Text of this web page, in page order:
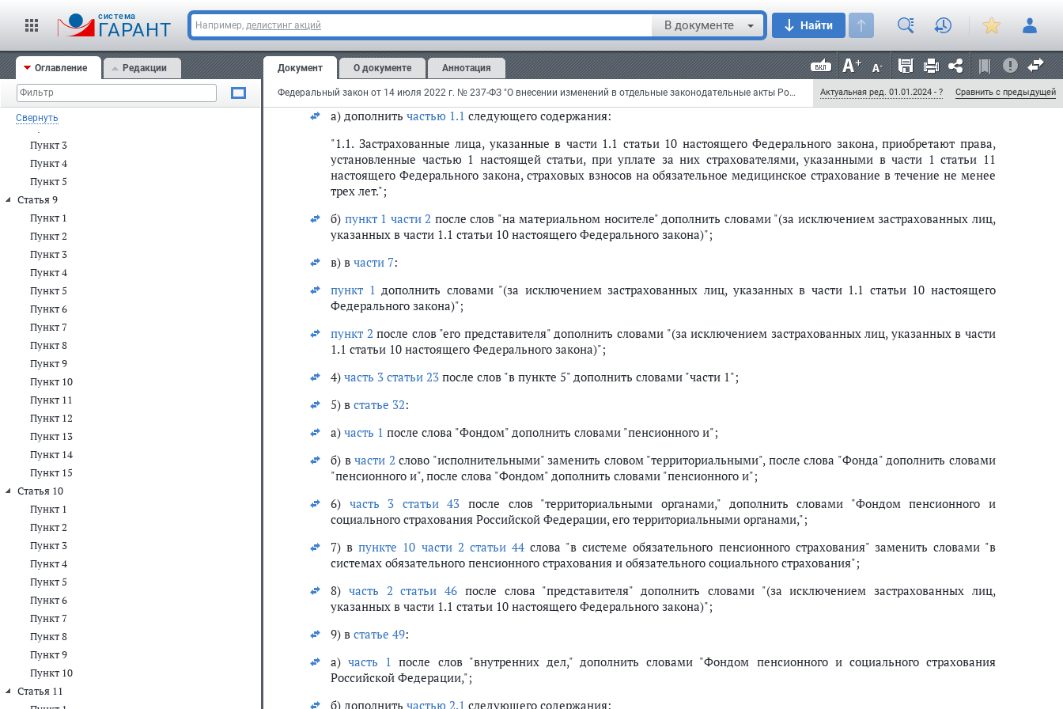
cистема
ГАРАНТ Например, делистинг акций В документе Найти
Оглавление Редакции
Свернуть
Пункт 27
Пункт 28
Пункт 29
Пункт 30
Статья 8
Пункт 1
Пункт 2
Пункт 3
Пункт 4
Пункт 5
Статья 9
Пункт 1
Пункт 2
Пункт 3
Пункт 4
Пункт 5
Пункт 6
Пункт 7
Пункт 8
Пункт 9
Пункт 10
Пункт 11
Пункт 12
Пункт 13
Пункт 14
Пункт 15
Статья 10
Пункт 1
Пункт 2
Пункт 3
Пункт 4
Пункт 5
Пункт 6
Пункт 7
Пункт 8
Пункт 9
Пункт 10
Статья 11
Документ О документе Аннотация
Федеральный закон от 14 июля 2022 г. № 237-ФЗ "О внесении изменений в отдельные законодательные акты Российской Федерации" (с изменениями и дополнениями) Актуальная ред. 01.01.2024 - ? Сравнить с предыдущей
а)абзац первый части 1после слов "в пунктах 1 - 4" дополнить словами "части 1 и части 1.1";
б)часть 2после слов "в пункте 5" дополнить словами "части 1";
3) встатье 16:
а) дополнить частью 1.1 следующего содержания:
"1.1. Застрахованные лица, указанные в части 1.1 статьи 10 настоящего Федерального закона, приобретают права,
установленные частью 1 настоящей статьи, при уплате за них страхователями, указанными в части 1 статьи 11
настоящего Федерального закона, страховых взносов на обязательное медицинское страхование в течение не менее
трех лет.";
б) пункт 1 части 2 после слов "на материальном носителе" дополнить словами "(за исключением застрахованных лиц,
указанных в части 1.1 статьи 10 настоящего Федерального закона)";
в) в части 7:
пункт 1 дополнить словами "(за исключением застрахованных лиц, указанных в части 1.1 статьи 10 настоящего
Федерального закона)";
пункт 2 после слов "его представителя" дополнить словами "(за исключением застрахованных лиц, указанных в части
1.1 статьи 10 настоящего Федерального закона)";
4) часть 3 статьи 23 после слов "в пункте 5" дополнить словами "части 1";
5) в статье 32:
а) часть 1 после слова "Фондом" дополнить словами "пенсионного и";
б) вчасти 2 слово "исполнительными" заменить словом "территориальными", после слова "Фонда" дополнить словами
"пенсионного и", после слова "Фондом" дополнить словами "пенсионного и";
6) часть 3 статьи 43 после слов "территориальными органами," дополнить словами "Фондом пенсионного и
социального страхования Российской Федерации, его территориальными органами,";
7) впункте 10 части 2 статьи 44слова "в системе обязательного пенсионного страхования" заменить словами "в
системах обязательного пенсионного страхования и обязательного социального страхования";
8) часть 2 статьи 46 после слова "представителя" дополнить словами "(за исключением застрахованных лиц,
указанных в части 1.1 статьи 10 настоящего Федерального закона)";
9) в статье 49:
а)часть 1 после слов "внутренних дел," дополнить словами "Фондом пенсионного и социального страхования
Российской Федерации,";
б) дополнить частью 2.1 следующего содержания: